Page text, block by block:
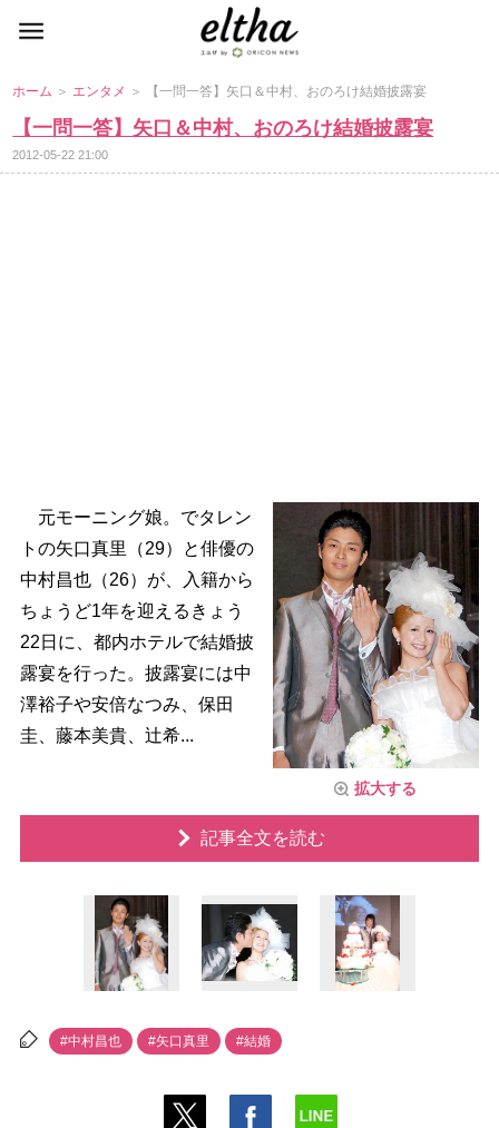
ホーム ＞ エンタメ ＞ 【一問一答】矢口＆中村、おのろけ結婚披露宴
【一問一答】矢口＆中村、おのろけ結婚披露宴
2012-05-22 21:00
拡大する
元モーニング娘。でタレン
トの矢口真里（29）と俳優の
中村昌也（26）が、入籍から
ちょうど1年を迎えるきょう
22日に、都内ホテルで結婚披
露宴を行った。披露宴には中
澤裕子や安倍なつみ、保田
圭、藤本美貴、辻希...
記事全文を読む
#中村昌也 #矢口真里 #結婚